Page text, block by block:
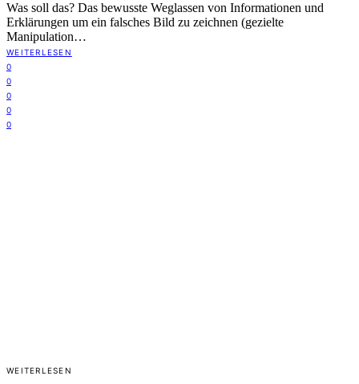
Was soll das? Das bewusste Weglassen von Informationen und
Erklärungen um ein falsches Bild zu zeichnen (gezielte
Manipulation…
WEITERLESEN
0
0
0
0
0
WEITERLESEN